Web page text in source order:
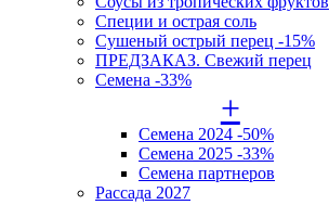
Специи и острая соль
Сушеный острый перец -15%
ПРЕДЗАКАЗ. Свежий перец
Семена -33%
+
Семена 2024 -50%
Семена 2025 -33%
Семена партнеров
Рассада 2027